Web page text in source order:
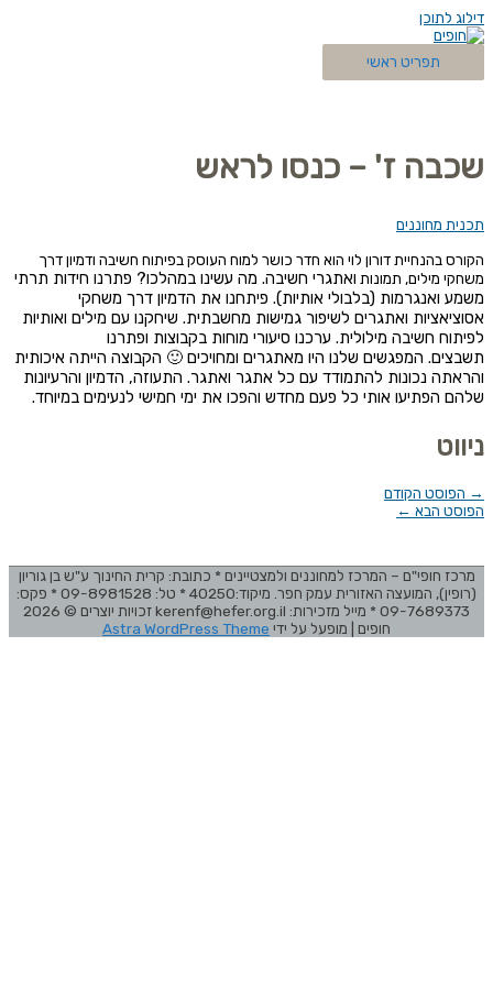
דילוג לתוכן
תפריט ראשי
שכבה ז' – כנסו לראש
תכנית מחוננים
הקורס בהנחיית דורון לוי הוא חדר כושר למוח העוסק בפיתוח חשיבה ודמיון דרך
משחקי מילים, תמונות ואתגרי חשיבה. מה עשינו במהלכו? פתרנו חידות תרתי
משמע ואנגרמות (בלבולי אותיות). פיתחנו את הדמיון דרך משחקי
אסוציאציות ואתגרים לשיפור גמישות מחשבתית. שיחקנו עם מילים ואותיות
לפיתוח חשיבה מילולית. ערכנו סיעורי מוחות בקבוצות ופתרנו
תשבצים. המפגשים שלנו היו מאתגרים ומחויכים 🙂 הקבוצה הייתה איכותית
והראתה נכונות להתמודד עם כל אתגר ואתגר. התעוזה, הדמיון והרעיונות
שלהם הפתיעו אותי כל פעם מחדש והפכו את ימי חמישי לנעימים במיוחד.
ניווט
→ הפוסט הקודם
הפוסט הבא ←
מרכז חופי"ם – המרכז למחוננים ולמצטיינים * כתובת: קרית החינוך ע"ש בן גוריון
(רופין), המועצה האזורית עמק חפר. מיקוד:40250 * טל: 09-8981528 * פקס:
09-7689373 * מייל מזכירות: kerenf@hefer.org.il זכויות יוצרים © 2026
חופים | מופעל על ידי Astra WordPress Theme